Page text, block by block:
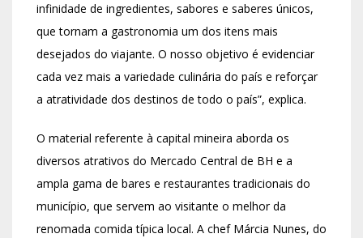
infinidade de ingredientes, sabores e saberes únicos,
que tornam a gastronomia um dos itens mais
desejados do viajante. O nosso objetivo é evidenciar
cada vez mais a variedade culinária do país e reforçar
a atratividade dos destinos de todo o país”, explica.
O material referente à capital mineira aborda os
diversos atrativos do Mercado Central de BH e a
ampla gama de bares e restaurantes tradicionais do
município, que servem ao visitante o melhor da
renomada comida típica local. A chef Márcia Nunes, do